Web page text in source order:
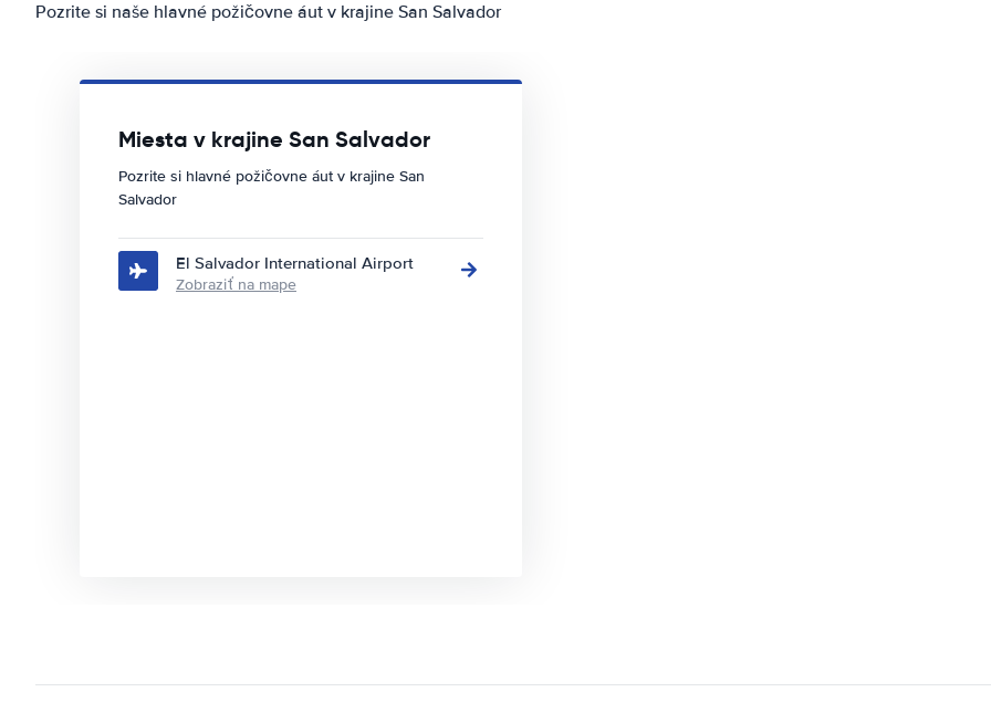
Pozrite si naše hlavné požičovne áut v krajine San Salvador
Miesta v krajine San Salvador
Pozrite si hlavné požičovne áut v krajine San
Salvador
El Salvador International Airport
Zobraziť na mape